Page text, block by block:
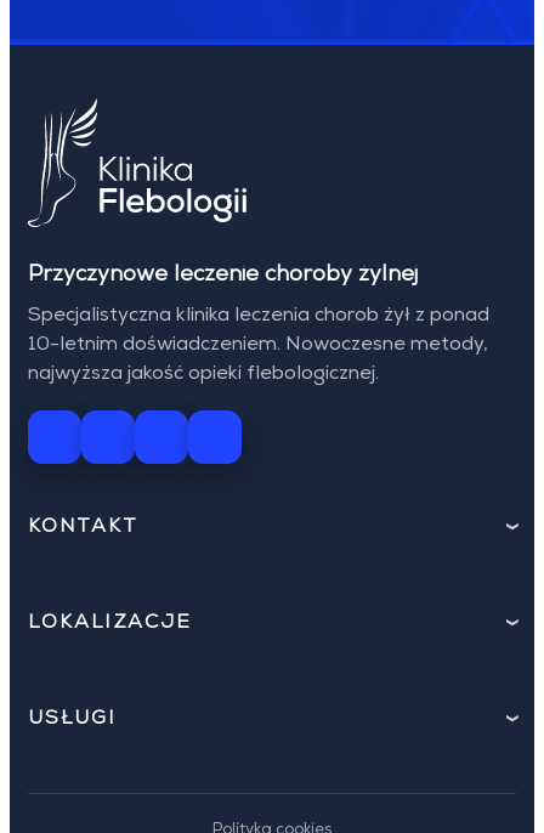
Przyczynowe leczenie choroby żylnej
Specjalistyczna klinika leczenia chorob żył z ponad
10-letnim doświadczeniem. Nowoczesne metody,
najwyższa jakość opieki flebologicznej.
KONTAKT
LOKALIZACJE
USŁUGI